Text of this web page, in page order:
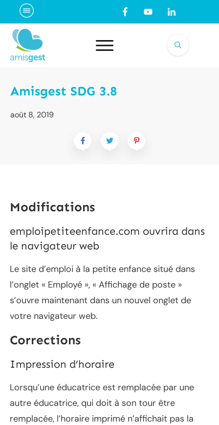
Amisgest SDG 3.8
août 8, 2019
Modifications
emploipetiteenfance.com ouvrira dans
le navigateur web
Le site d’emploi à la petite enfance situé dans
l’onglet « Employé », « Affichage de poste »
s’ouvre maintenant dans un nouvel onglet de
votre navigateur web.
Corrections
Impression d’horaire
Lorsqu’une éducatrice est remplacée par une
autre éducatrice, qui doit à son tour être
remplacée, l’horaire imprimé n’affichait pas la